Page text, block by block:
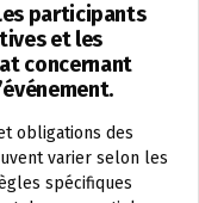
participants
et les
concernant
obligations des
varier selon les
spécifiques